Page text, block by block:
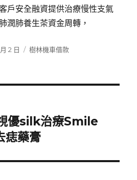
戶安全融資提供治療慢性支氣
潤肺養生茶資金周轉，
2 日
分
樹林機車借款
優silk治療Smile
痣藥膏